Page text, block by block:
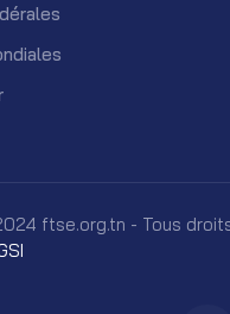
ftse.org.tn - Tous